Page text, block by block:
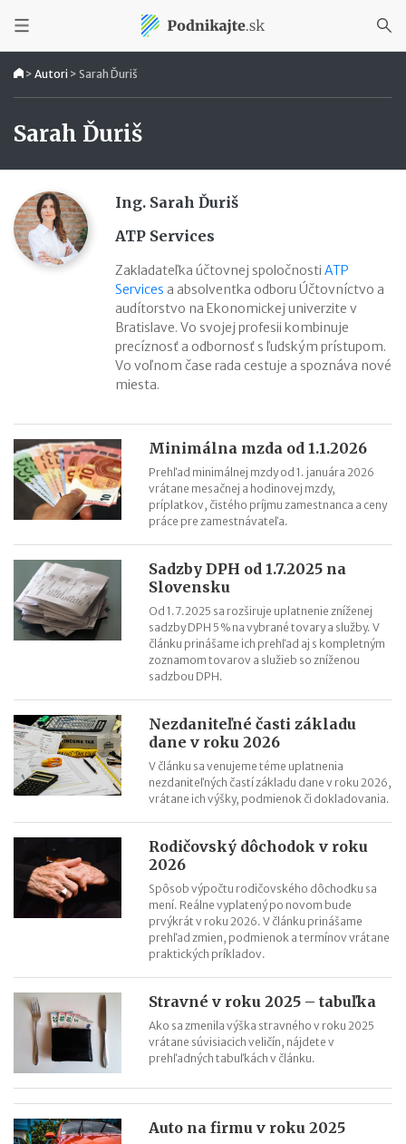
> Autori > Sarah Ďuriš
Sarah Ďuriš
Ing. Sarah Ďuriš
ATP Services
Zakladateľka účtovnej spoločnosti ATP
Services a absolventka odboru Účtovníctvo a
audítorstvo na Ekonomickej univerzite v
Bratislave. Vo svojej profesii kombinuje
precíznosť a odbornosť s ľudským prístupom.
Vo voľnom čase rada cestuje a spoznáva nové
miesta.
Minimálna mzda od 1.1.2026
Prehľad minimálnej mzdy od 1. januára 2026
vrátane mesačnej a hodinovej mzdy,
príplatkov, čistého príjmu zamestnanca a ceny
práce pre zamestnávateľa.
Sadzby DPH od 1.7.2025 na
Slovensku
Od 1.7.2025 sa rozširuje uplatnenie zníženej
sadzby DPH 5 % na vybrané tovary a služby. V
článku prinášame ich prehľad aj s kompletným
zoznamom tovarov a služieb so zníženou
sadzbou DPH.
Nezdaniteľné časti základu
dane v roku 2026
V článku sa venujeme téme uplatnenia
nezdaniteľných častí základu dane v roku 2026,
vrátane ich výšky, podmienok či dokladovania.
Rodičovský dôchodok v roku
2026
Spôsob výpočtu rodičovského dôchodku sa
mení. Reálne vyplatený po novom bude
prvýkrát v roku 2026. V článku prinášame
prehľad zmien, podmienok a termínov vrátane
praktických príkladov.
Stravné v roku 2025 – tabuľka
Ako sa zmenila výška stravného v roku 2025
vrátane súvisiacich veličín, nájdete v
prehľadných tabuľkách v článku.
Auto na firmu v roku 2025